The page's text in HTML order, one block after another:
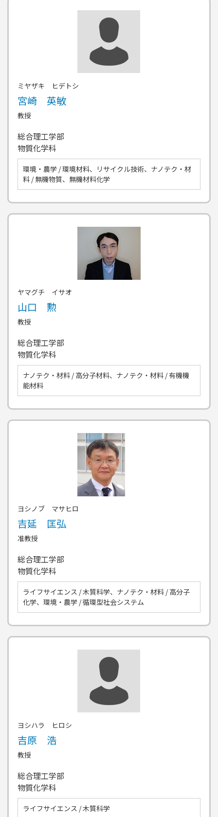
ミヤザキ ヒデトシ
宮崎 英敏
教授
総合理工学部
物質化学科
環境・農学 / 環境材料、リサイクル技術、ナノテク・材
料 / 無機物質、無機材料化学
ヤマグチ イサオ
山口 勲
教授
総合理工学部
物質化学科
ナノテク・材料 / 高分子材料、ナノテク・材料 / 有機機
能材料
ヨシノブ マサヒロ
吉延 匡弘
准教授
総合理工学部
物質化学科
ライフサイエンス / 木質科学、ナノテク・材料 / 高分子
化学、環境・農学 / 循環型社会システム
ヨシハラ ヒロシ
吉原 浩
教授
総合理工学部
物質化学科
ライフサイエンス / 木質科学